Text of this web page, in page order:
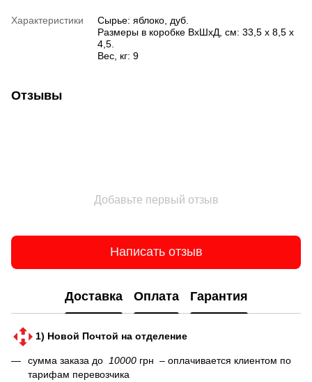
Характеристики
Сырье: яблоко, дуб.
Размеры в коробке ВхШхД, см: 33,5 х 8,5 х
4,5.
Вес, кг: 9
Отзывы
Добавьте первый отзыв
Написать отзыв
Доставка Оплата Гарантия
1) Новой Почтой на отделение
сумма заказа до 10000 грн – оплачивается клиентом по
тарифам перевозчика